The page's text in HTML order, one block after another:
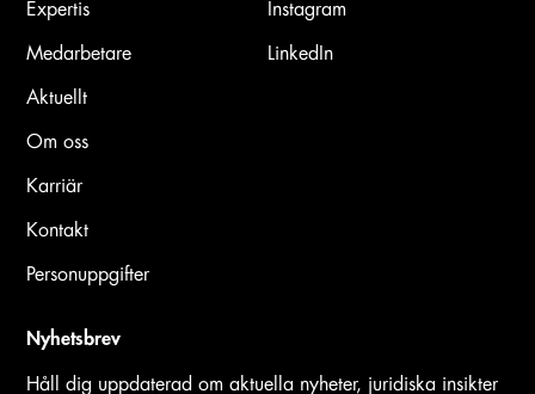
Expertis
Medarbetare
Aktuellt
Om oss
Karriär
Kontakt
Personuppgifter
Instagram
LinkedIn
Nyhetsbrev
Håll dig uppdaterad om aktuella nyheter, juridiska insikter